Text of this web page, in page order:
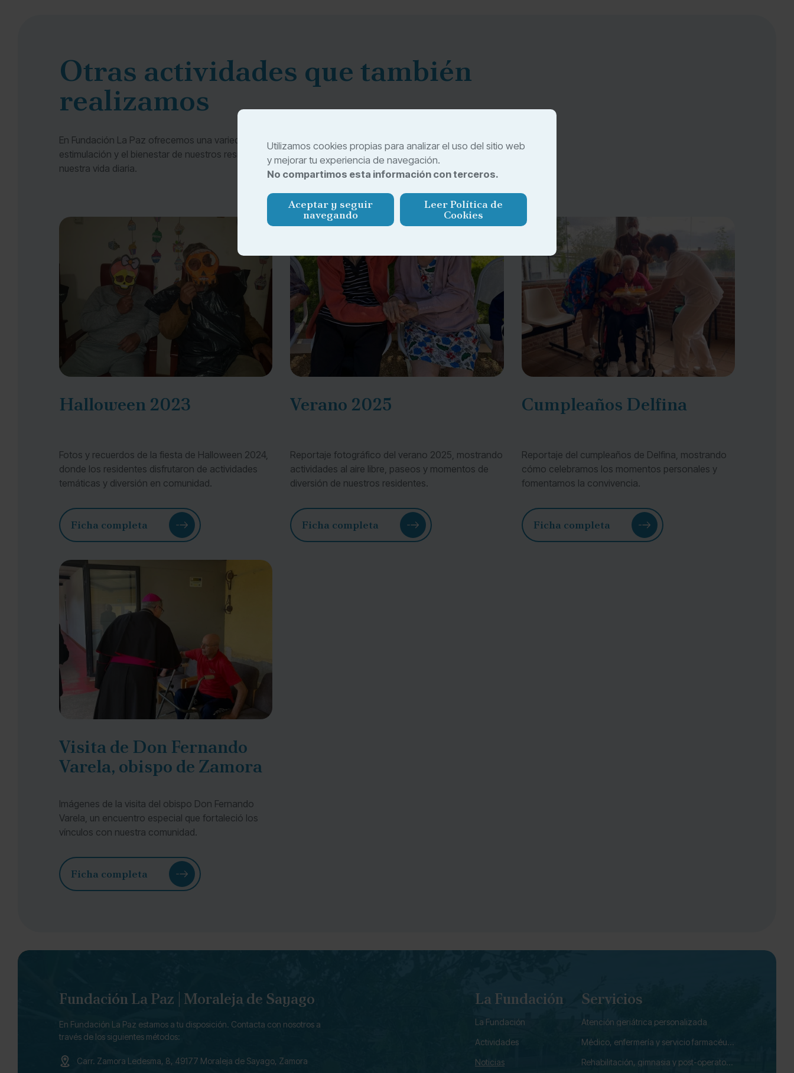
Utilizamos cookies propias para analizar el uso del sitio web
y mejorar tu experiencia de navegación.
No compartimos esta información con terceros.
Aceptar y seguir
navegando
Leer Política de
Cookies
Otras actividades que también
realizamos
En Fundación La Paz ofrecemos una variedad de actividades pensadas para fomentar la convivencia, la
estimulación y el bienestar de nuestros residentes. Descubre otras propuestas que forman parte de
nuestra vida diaria.
Halloween 2023
Fotos y recuerdos de la fiesta de Halloween 2024,
donde los residentes disfrutaron de actividades
temáticas y diversión en comunidad.
Ficha completa
Verano 2025
Reportaje fotográfico del verano 2025, mostrando
actividades al aire libre, paseos y momentos de
diversión de nuestros residentes.
Ficha completa
Cumpleaños Delfina
Reportaje del cumpleaños de Delfina, mostrando
cómo celebramos los momentos personales y
fomentamos la convivencia.
Ficha completa
Visita de Don Fernando
Varela, obispo de Zamora
Imágenes de la visita del obispo Don Fernando
Varela, un encuentro especial que fortaleció los
vínculos con nuestra comunidad.
Ficha completa
Fundación La Paz | Moraleja de Sayago
En Fundación La Paz estamos a tu disposición. Contacta con nosotros a
través de los siguientes métodos:
Carr. Zamora Ledesma, 8, 49177 Moraleja de Sayago, Zamora
La Fundación
La Fundación
Actividades
Noticias
Servicios
Atención geriátrica personalizada
Médico, enfermería y servicio farmacéutico
Rehabilitación, gimnasia y post-operatorio